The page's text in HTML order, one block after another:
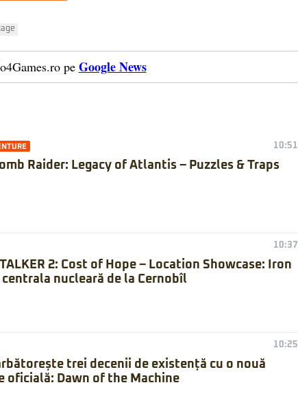
pe Google News
10:51
Raider: Legacy of Atlantis – Puzzles & Traps
10:37
2: Cost of Hope – Location Showcase: Iron
centrala nucleară de la Cernobîl
10:25
trei decenii de existență cu o nouă
oficială: Dawn of the Machine